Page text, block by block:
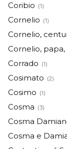
Coribio (1)
Cornelio (1)
Cornelio,
Cornelio,
Corrado (1)
Cosimato (2)
Cosimo (1)
Cosma (3)
Cosma
Cosma e